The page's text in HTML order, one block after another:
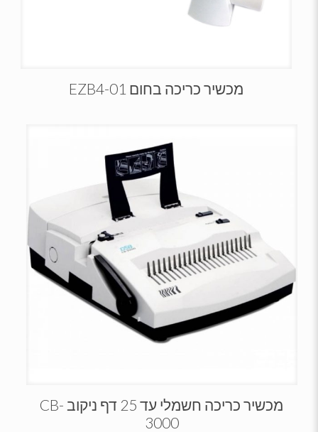
מכשיר כריכה בחום EZB4-01
מכשיר כריכה חשמלי עד 25 דף ניקוב CB-
3000